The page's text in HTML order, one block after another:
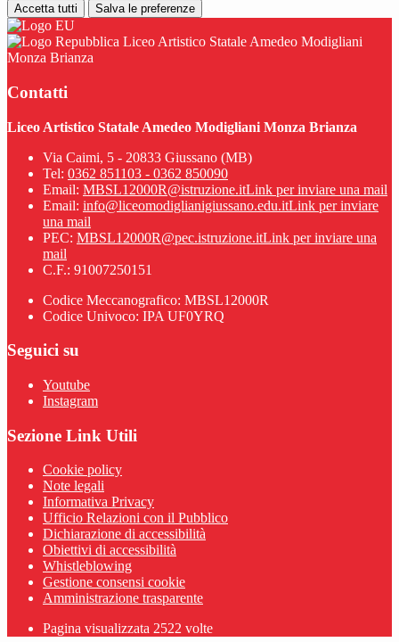
Accetta tutti Salva le preferenze
Liceo Artistico Statale Amedeo Modigliani
Monza Brianza
Contatti
Liceo Artistico Statale Amedeo Modigliani Monza Brianza
Via Caimi, 5 - 20833 Giussano (MB)
Tel: 0362 851103 - 0362 850090
Email: MBSL12000R@istruzione.itLink per inviare una mail
Email: info@liceomodiglianigiussano.edu.itLink per inviare
una mail
PEC: MBSL12000R@pec.istruzione.itLink per inviare una
mail
C.F.: 91007250151
Codice Meccanografico: MBSL12000R
Codice Univoco: IPA UF0YRQ
Seguici su
Youtube
Instagram
Sezione Link Utili
Cookie policy
Note legali
Informativa Privacy
Ufficio Relazioni con il Pubblico
Dichiarazione di accessibilità
Obiettivi di accessibilità
Whistleblowing
Gestione consensi cookie
Amministrazione trasparente
Pagina visualizzata 2522 volte